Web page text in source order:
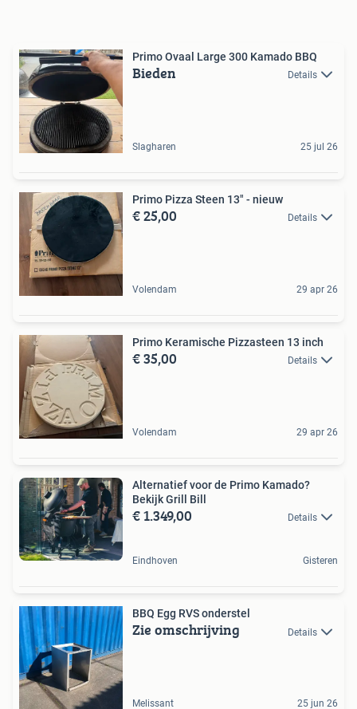
Primo Ovaal Large 300 Kamado BBQ
Bieden Details
Slagharen 25 jul 26
Primo Pizza Steen 13" - nieuw
€ 25,00 Details
Volendam 29 apr 26
Primo Keramische Pizzasteen 13 inch
€ 35,00 Details
Volendam 29 apr 26
Alternatief voor de Primo Kamado?
Bekijk Grill Bill
€ 1.349,00 Details
Eindhoven Gisteren
BBQ Egg RVS onderstel
Zie omschrijving Details
Melissant 25 jun 26